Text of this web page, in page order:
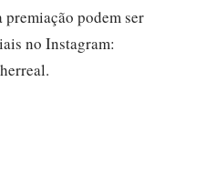
podem ser
no Instagram: